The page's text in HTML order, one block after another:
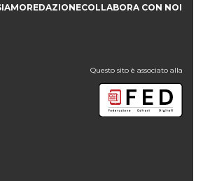
REDAZIONECOLLABORA CON NOI
Questo sito è associato alla